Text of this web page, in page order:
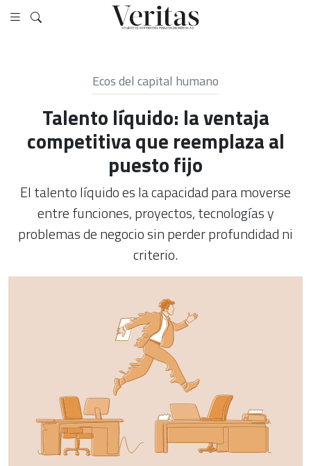
Ecos del capital humano
Talento líquido: la ventaja
competitiva que reemplaza al
puesto fijo
El talento líquido es la capacidad para moverse
entre funciones, proyectos, tecnologías y
problemas de negocio sin perder profundidad ni
criterio.